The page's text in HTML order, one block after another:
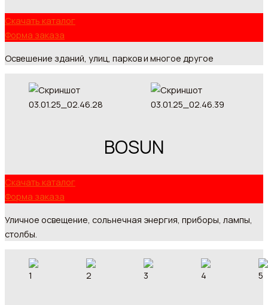
Скачать каталог
Форма заказа
Освешение зданий, улиц, парков и многое другое
BOSUN
Скачать каталог
Форма заказа
Уличное освещение, сольнечная энергия, приборы, лампы,
столбы.